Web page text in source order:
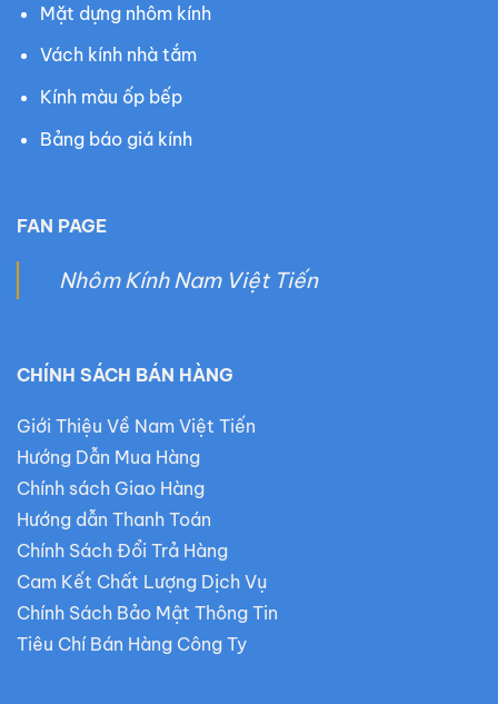
Mặt dựng nhôm kính
Vách kính nhà tắm
Kính màu ốp bếp
Bảng báo giá kính
FAN PAGE
Nhôm Kính Nam Việt Tiến
CHÍNH SÁCH BÁN HÀNG
Giới Thiệu Về Nam Việt Tiến
Hướng Dẫn Mua Hàng
Chính sách Giao Hàng
Hướng dẫn Thanh Toán
Chính Sách Đổi Trả Hàng
Cam Kết Chất Lượng Dịch Vụ
Chính Sách Bảo Mật Thông Tin
Tiêu Chí Bán Hàng Công Ty